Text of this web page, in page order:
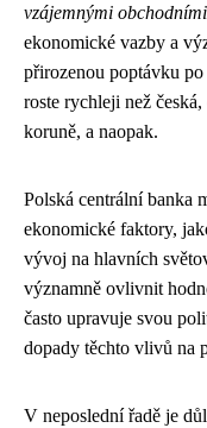
vzájemnými
ekonomické vazby a
přirozenou poptávku
roste rychleji než
koruně, a naopak.
Polská centrální banka
ekonomické faktory,
vývoj na hlavních
významně ovlivnit
často upravuje svou
dopady těchto vlivů na
V neposlední řadě je